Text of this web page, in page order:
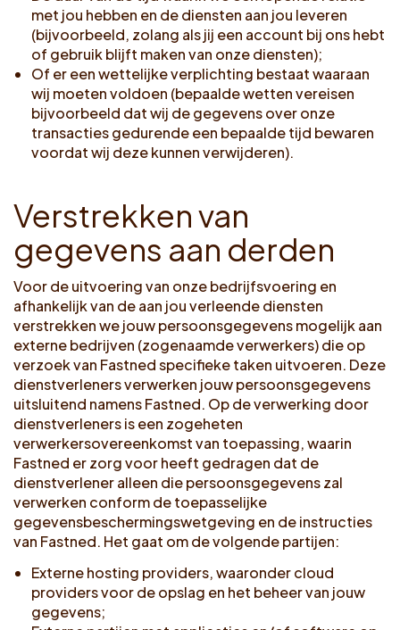
met jou hebben en de diensten aan jou leveren
(bijvoorbeeld, zolang als jij een account bij ons hebt
of gebruik blijft maken van onze diensten);
Of er een wettelijke verplichting bestaat waaraan
wij moeten voldoen (bepaalde wetten vereisen
bijvoorbeeld dat wij de gegevens over onze
transacties gedurende een bepaalde tijd bewaren
voordat wij deze kunnen verwijderen).
Verstrekkenvan
gegevens aan derden
Voor de uitvoering van onze bedrijfsvoering en
afhankelijk van de aan jou verleende diensten
verstrekken we jouw persoonsgegevens mogelijk aan
externe bedrijven (zogenaamde verwerkers) die op
verzoek van Fastned specifieke taken uitvoeren. Deze
dienstverleners verwerken jouw persoonsgegevens
uitsluitend namens Fastned. Op de verwerking door
dienstverleners is een zogeheten
verwerkersovereenkomst van toepassing, waarin
Fastned er zorg voor heeft gedragen dat de
dienstverlener alleen die persoonsgegevens zal
verwerken conform de toepasselijke
gegevensbeschermingswetgeving en de instructies
van Fastned. Het gaat om de volgende partijen:
Externe hosting providers, waaronder cloud
providers voor de opslag en het beheer van jouw
gegevens;